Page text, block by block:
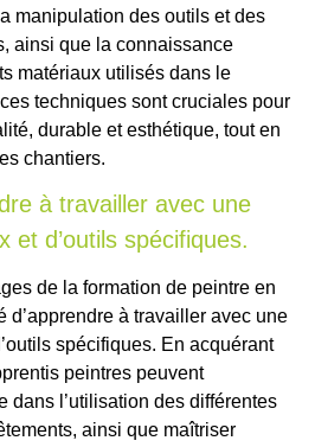
manipulation des outils et des
ainsi que la connaissance
matériaux utilisés dans le
techniques sont cruciales pour
durable et esthétique, tout en
chantiers.
à travailler avec une
et d’outils spécifiques.
de la formation de peintre en
d’apprendre à travailler avec une
spécifiques. En acquérant
peintres peuvent
dans l’utilisation des différentes
ainsi que maîtriser